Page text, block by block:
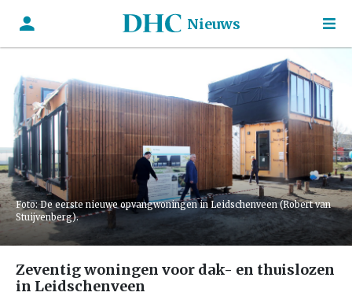
Nieuws
Foto: De eerste nieuwe opvangwoningen in Leidschenveen (Robert van
Stuijvenberg).
Zeventig woningen voor dak- en thuislozen
in Leidschenveen